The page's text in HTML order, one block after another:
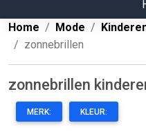
Home
Mode
zonnebrillen
zonnebrillen
MERK: KLEUR: